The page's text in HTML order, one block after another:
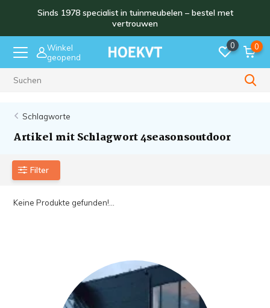
Sinds 1978 specialist in tuinmeubelen – bestel met
vertrouwen
Winkel
geopend
0 0
Schlagworte
Artikel mit Schlagwort 4seasonsoutdoor
Filter
Keine Produkte gefunden!...